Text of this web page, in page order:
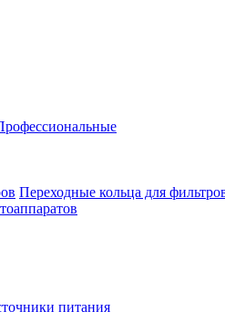
Переходные кольца для
питания